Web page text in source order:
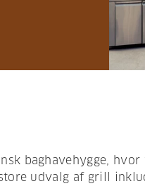
baghavehygge,
udvalg af grill